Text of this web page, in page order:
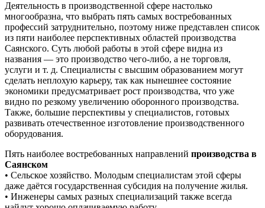
Деятельность в производственной сфере настолько
многообразна, что выбрать пять самых востребованных
профессий затруднительно, поэтому ниже представлен список
из пяти наиболее перспективных областей производства
Саянского. Суть любой работы в этой сфере видна из
названия — это производство чего-либо, а не торговля,
услуги и т. д. Специалисты с высшим образованием могут
сделать неплохую карьеру, так как нынешнее состояние
экономики предусматривает рост производства, что уже
видно по резкому увеличению оборонного производства.
Также, большие перспективы у специалистов, готовых
развивать отечественное изготовление производственного
оборудования.
Пять наиболее востребованных направлений производства в
Саянском
• Сельское хозяйство. Молодым специалистам этой сферы
даже даётся государственная субсидия на получение жилья.
• Инженеры самых разных специализаций также всегда